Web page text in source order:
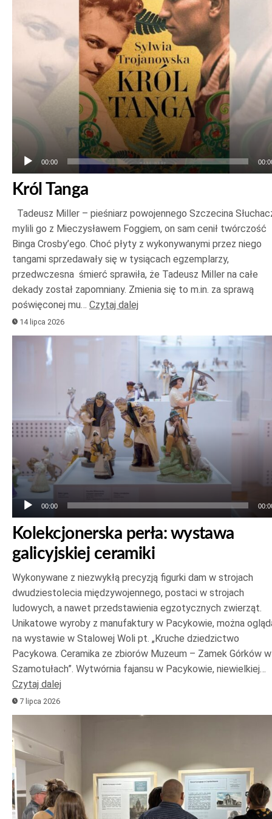
00:00
Król Tanga
Tadeusz Miller – pieśniarz powojennego Szczecina
mylili go z Mieczysławem Foggiem, on sam cenił twórczość
Binga Crosby’ego. Choć płyty z wykonywanymi przez niego
tangami sprzedawały się w tysiącach egzemplarzy,
przedwczesna śmierć sprawiła, że Tadeusz Miller na całe
dekady został zapomniany. Zmienia się to m.in. za sprawą
poświęconej mu… Czytaj dalej
14 lipca 2026
Odtwarzacz
00:00
Kolekcjonerska perła: wystawa
galicyjskiej ceramiki
Wykonywane z niezwykłą precyzją figurki dam w strojach
dwudziestolecia międzywojennego, postaci w strojach
ludowych, a nawet przedstawienia egzotycznych zwierząt.
Unikatowe wyroby z manufaktury w Pacykowie, można
na wystawie w Stalowej Woli pt. „Kruche dziedzictwo
Pacykowa. Ceramika ze zbiorów Muzeum – Zamek Górków w
Szamotułach”. Wytwórnia fajansu w Pacykowie, niewielkiej…
Czytaj dalej
7 lipca 2026
plików
dźwiękowych